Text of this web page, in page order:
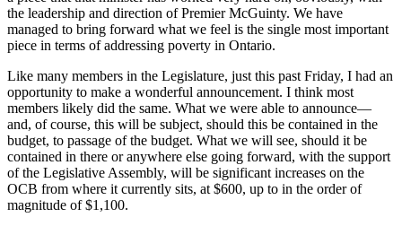
the leadership and direction of Premier McGuinty. We have
managed to bring forward what we feel is the single most important
piece in terms of addressing poverty in Ontario.
Like many members in the Legislature, just this past Friday, I had an
opportunity to make a wonderful announcement. I think most
members likely did the same. What we were able to announce—
and, of course, this will be subject, should this be contained in the
budget, to passage of the budget. What we will see, should it be
contained in there or anywhere else going forward, with the support
of the Legislative Assembly, will be significant increases on the
OCB from where it currently sits, at $600, up to in the order of
magnitude of $1,100.